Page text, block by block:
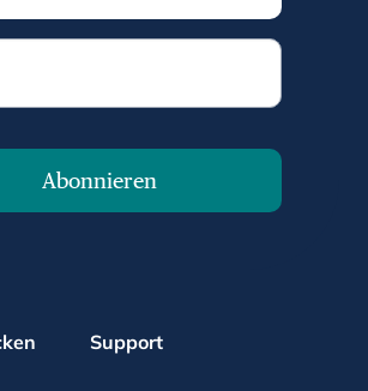
Abonnieren
Support